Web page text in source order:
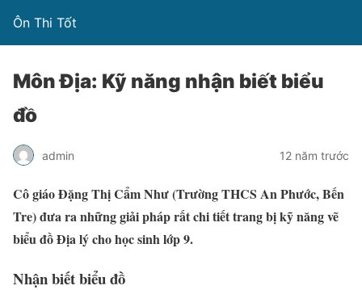
Ôn Thi Tốt
Môn Địa: Kỹ năng nhận biết biểu
đồ
admin 12 năm trước
Cô giáo Đặng Thị Cẩm Như (Trường THCS An Phước, Bến
Tre) đưa ra những giải pháp rất chi tiết trang bị kỹ năng vẽ
biểu đồ Địa lý cho học sinh lớp 9.
Nhận biết biểu đồ